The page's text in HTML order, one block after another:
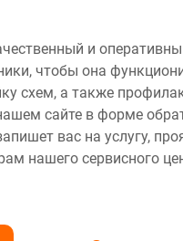
и
чтобы она
схем, а также
сайте в форме
вас на услугу,
нашего сервисного